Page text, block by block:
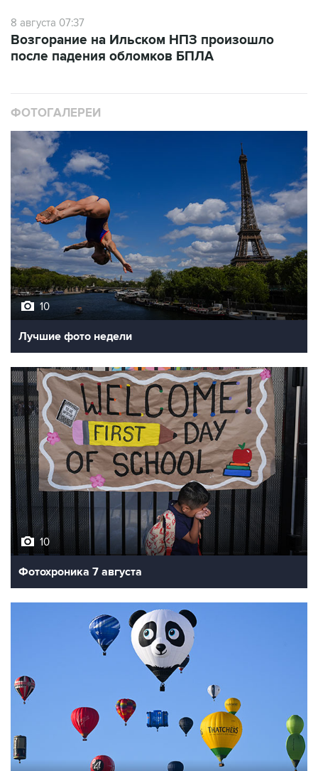
8 августа 07:37
Возгорание на Ильском НПЗ произошло
после падения обломков БПЛА
ФОТОГАЛЕРЕИ
10
Лучшие фото недели
10
Фотохроника 7 августа